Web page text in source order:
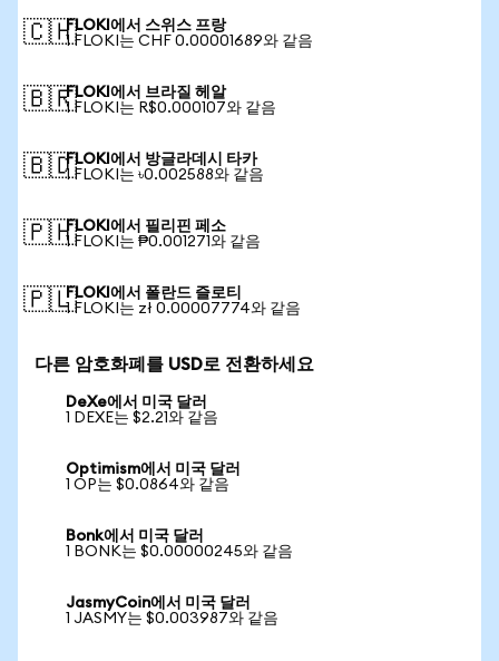
🇨🇭FLOKI에서 스위스 프랑
1 FLOKI는 CHF 0.00001689와 같음
🇧🇷FLOKI에서 브라질 헤알
1 FLOKI는 R$0.000107와 같음
🇧🇩FLOKI에서 방글라데시 타카
1 FLOKI는 ৳0.002588와 같음
🇵🇭FLOKI에서 필리핀 페소
1 FLOKI는 ₱0.001271와 같음
🇵🇱FLOKI에서 폴란드 즐로티
1 FLOKI는 zł 0.00007774와 같음
다른 암호화폐를 USD로 전환하세요
DeXe에서 미국 달러
1 DEXE는 $2.21와 같음
Optimism에서 미국 달러
1 OP는 $0.0864와 같음
Bonk에서 미국 달러
1 BONK는 $0.00000245와 같음
JasmyCoin에서 미국 달러
1 JASMY는 $0.003987와 같음